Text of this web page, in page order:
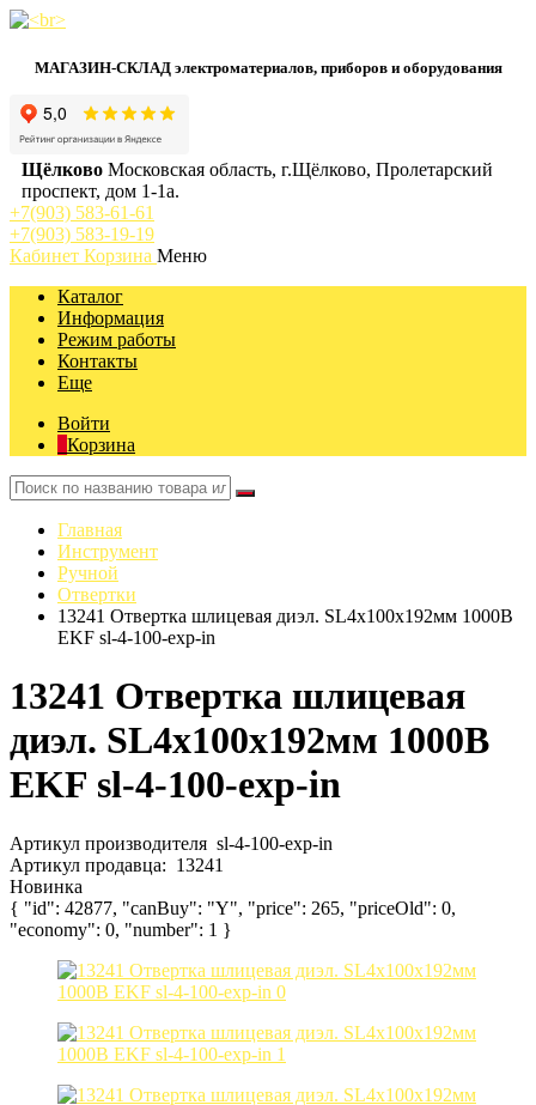
МАГАЗИН-СКЛАД электроматериалов, приборов и оборудования
Щёлково Московская область, г.Щёлково, Пролетарский
проспект, дом 1‑1а.
+7(903) 583-61-61
+7(903) 583-19-19
Кабинет Корзина Меню
Каталог
Информация
Режим работы
Контакты
Еще
Войти
Корзина
Главная
Инструмент
Ручной
Отвертки
13241 Отвертка шлицевая диэл. SL4x100х192мм 1000В
EKF sl-4-100-exp-in
13241 Отвертка шлицевая
диэл. SL4x100х192мм 1000В
EKF sl-4-100-exp-in
Артикул производителя sl-4-100-exp-in
Артикул продавца: 13241
Новинка
{ "id": 42877, "canBuy": "Y", "price": 265, "priceOld": 0,
"economy": 0, "number": 1 }